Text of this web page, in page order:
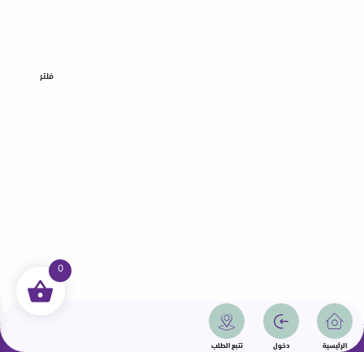
الرئيسية دخول تتبع الطلب
فلتر
جميع الحقوق محفوظة | سمامة 2025 | دولة قطر
0